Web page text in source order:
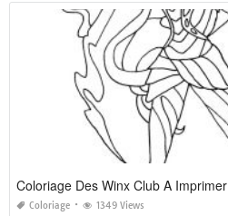
Coloriage Des Winx Club A Imprimer
Coloriage 1349 Views